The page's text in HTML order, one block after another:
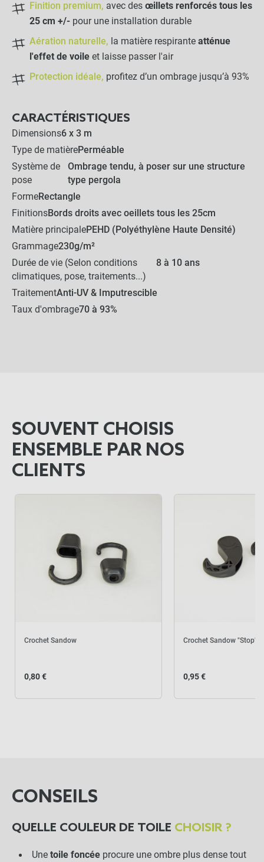
20,00 €
Crochet champignon de
Kit complet :
Toile d ombrage
185,90 € 28,50 €
AJOUTER L'ENSEMBLE AU
PANIER
Finition premium, avec des œillets renforcés tous les
25 cm +/- pour une installation durable
Aération naturelle, la matière respirante atténue
l'effet de voile et laisse passer l'air
Protection idéale, profitez d’un ombrage jusqu’à 93%
CARACTÉRISTIQUES
Dimensions6 x 3 m
Type de matièrePerméable
Système de
pose
Ombrage tendu, à poser sur une structure
type pergola
FormeRectangle
FinitionsBords droits avec oeillets tous les 25cm
Matière principalePEHD (Polyéthylène Haute Densité)
Grammage230g/m²
Durée de vie (Selon conditions
climatiques, pose, traitements...)
8 à 10 ans
TraitementAnti-UV & Imputrescible
Taux d'ombrage70 à 93%
SOUVENT CHOISIS
ENSEMBLE PAR NOS
CLIENTS
Crochet Sandow
0,80 €
Crochet Sandow "Stop"
0,95 €
CONSEILS
QUELLE COULEUR DE TOILE CHOISIR ?
Une toile foncéeprocure une ombre plus dense tout